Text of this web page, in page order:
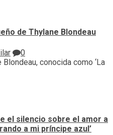
de Thylane Blondeau
0
Blondeau, conocida como ‘La
el silencio sobre el amor a
a mi príncipe azul’